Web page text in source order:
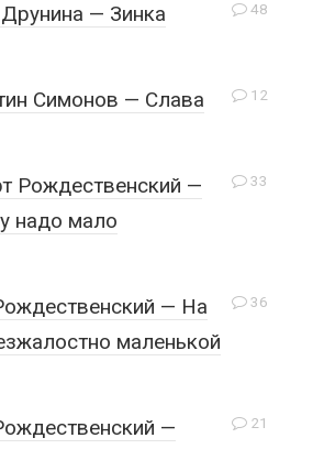
48
— Зинка
12
Симонов — Слава
33
Рождественский —
надо мало
36
— На
маленькой
21
—